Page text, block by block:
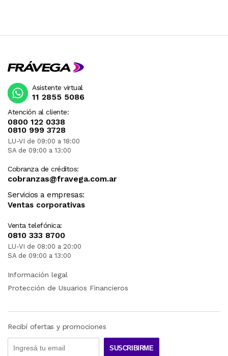
Atención al cliente:
0800 122 0338
0810 999 3728
LU-VI de 09:00 a 18:00
SA de 09:00 a 13:00
Cobranza de créditos:
cobranzas@fravega.com.ar
Servicios a empresas:
Ventas corporativas
Venta telefónica:
0810 333 8700
LU-VI de 08:00 a 20:00
SA de 09:00 a 13:00
Asistente virtual
11 2855 5086
Información legal
Protección de Usuarios Financieros
Recibí ofertas y promociones
SUSCRIBIRME